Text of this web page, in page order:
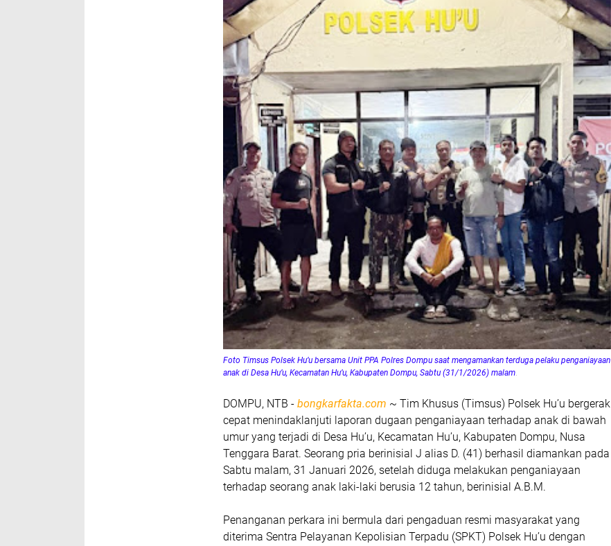
Foto Timsus Polsek Hu’u bersama Unit PPA Polres Dompu saat mengamankan terduga pelaku penganiayaan
anak di Desa Hu’u, Kecamatan Hu’u, Kabupaten Dompu, Sabtu (31/1/2026) malam.
DOMPU, NTB - bongkarfakta.com ~ Tim Khusus (Timsus) Polsek Hu’u bergerak
cepat menindaklanjuti laporan dugaan penganiayaan terhadap anak di bawah
umur yang terjadi di Desa Hu’u, Kecamatan Hu’u, Kabupaten Dompu, Nusa
Tenggara Barat. Seorang pria berinisial J alias D. (41) berhasil diamankan pada
Sabtu malam, 31 Januari 2026, setelah diduga melakukan penganiayaan
terhadap seorang anak laki-laki berusia 12 tahun, berinisial A.B.M.
Penanganan perkara ini bermula dari pengaduan resmi masyarakat yang
diterima Sentra Pelayanan Kepolisian Terpadu (SPKT) Polsek Hu’u dengan